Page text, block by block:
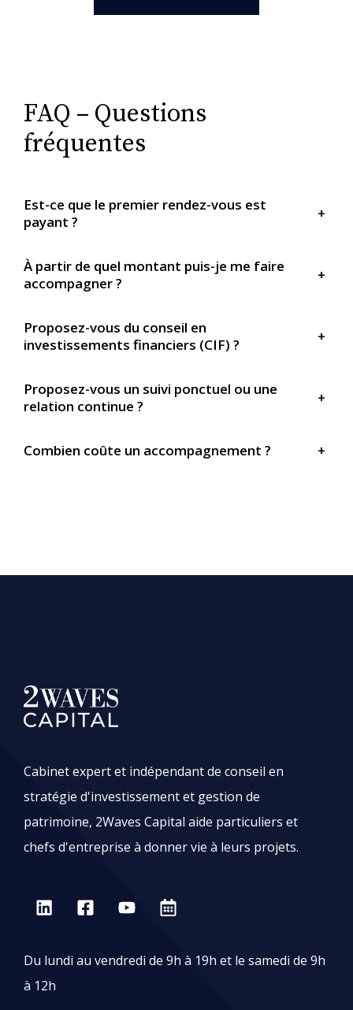
FAQ – Questions
fréquentes
Est-ce que le premier rendez-vous est
payant ?
+
À partir de quel montant puis-je me faire
accompagner ?
+
Proposez-vous du conseil en
investissements financiers (CIF) ?
+
Proposez-vous un suivi ponctuel ou une
relation continue ?
+
Combien coûte un accompagnement ? +
Cabinet expert et indépendant de conseil en
stratégie d'investissement et gestion de
patrimoine, 2Waves Capital aide particuliers et
chefs d'entreprise à donner vie à leurs projets.
Du lundi au vendredi de 9h à 19h et le samedi de 9h
à 12h